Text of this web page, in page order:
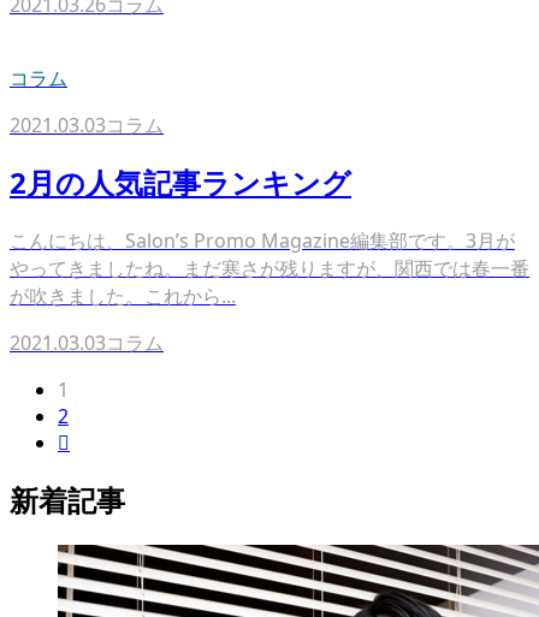
コラム
2021.03.03コラム
2月の人気記事ランキング
こんにちは、Salon’s Promo Magazine編集部です。3月が
やってきましたね。まだ寒さが残りますが、関西では春一番
が吹きました。これから...
2021.03.03コラム
1
2

新着記事